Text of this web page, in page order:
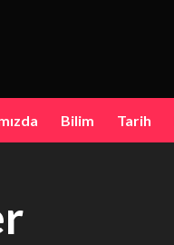
Bilim Tarih